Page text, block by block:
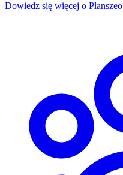
Dowiedz się więcej o Planszeo